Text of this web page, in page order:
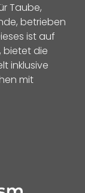
Taube,
betrieben
ist auf
bietet die
inklusive
mit